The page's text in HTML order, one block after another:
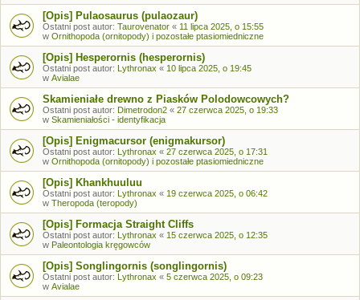
[Opis] Pulaosaurus (pulaozaur)
Ostatni post autor: Taurovenator « 11 lipca 2025, o 15:55
w Ornithopoda (ornitopody) i pozostałe ptasiomiedniczne
[Opis] Hesperornis (hesperornis)
Ostatni post autor: Lythronax « 10 lipca 2025, o 19:45
w Avialae
Skamieniałe drewno z Piasków Polodowcowych?
Ostatni post autor: Dimetrodon2 « 27 czerwca 2025, o 19:33
w Skamieniałości - identyfikacja
[Opis] Enigmacursor (enigmakursor)
Ostatni post autor: Lythronax « 27 czerwca 2025, o 17:31
w Ornithopoda (ornitopody) i pozostałe ptasiomiedniczne
[Opis] Khankhuuluu
Ostatni post autor: Lythronax « 19 czerwca 2025, o 06:42
w Theropoda (teropody)
[Opis] Formacja Straight Cliffs
Ostatni post autor: Lythronax « 15 czerwca 2025, o 12:35
w Paleontologia kręgowców
[Opis] Songlingornis (songlingornis)
Ostatni post autor: Lythronax « 5 czerwca 2025, o 09:23
w Avialae